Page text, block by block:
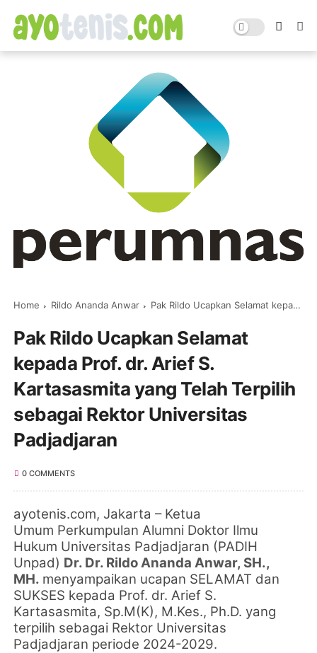
Home Rildo Ananda Anwar Pak Rildo Ucapkan Selamat kepada Prof. dr. Arief S. Kartasasmita yang Telah Terpilih sebagai Rektor Universitas Padjadjaran
Pak Rildo Ucapkan Selamat
kepada Prof. dr. Arief S.
Kartasasmita yang Telah Terpilih
sebagai Rektor Universitas
Padjadjaran
0 COMMENTS
ayotenis.com, Jakarta– Ketua
Umum Perkumpulan Alumni Doktor Ilmu
Hukum Universitas Padjadjaran (PADIH
Unpad) Dr. Dr. Rildo Ananda Anwar, SH.,
MH. menyampaikan ucapan SELAMAT dan
SUKSES kepada Prof. dr. Arief S.
Kartasasmita, Sp.M(K), M.Kes., Ph.D. yang
terpilih sebagai Rektor Universitas
Padjadjaran periode 2024-2029.